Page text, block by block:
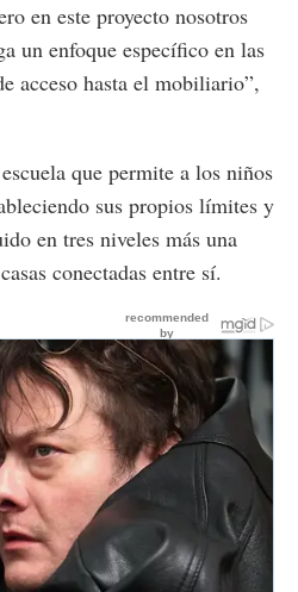
en este proyecto nosotros
un enfoque específico en las
acceso hasta el mobiliario”,
que permite a los niños
sus propios límites y
en tres niveles más una
conectadas entre sí.